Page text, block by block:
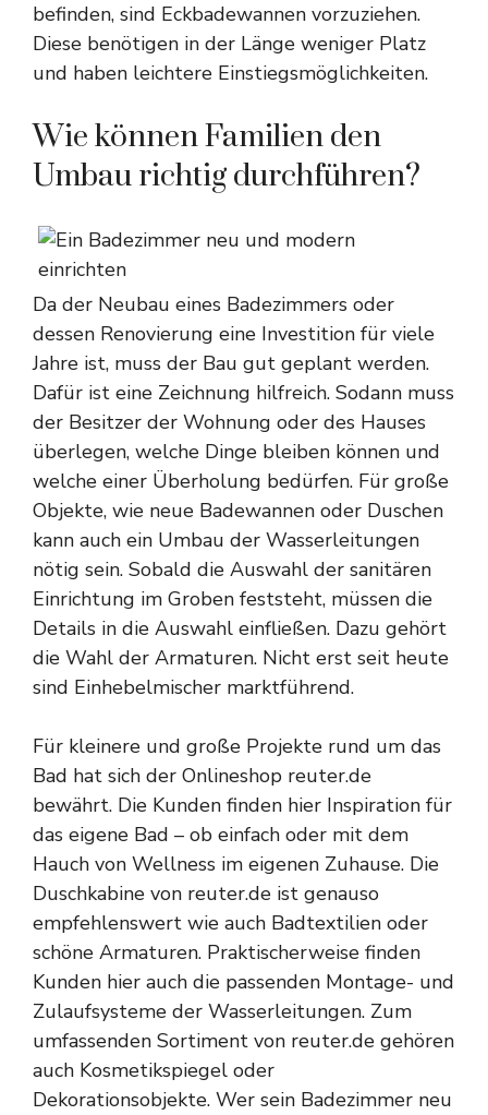
befinden, sind Eckbadewannen vorzuziehen.
Diese benötigen in der Länge weniger Platz
und haben leichtere Einstiegsmöglichkeiten.
Wie können Familien den
Umbau richtig durchführen?
Da der Neubau eines Badezimmers oder
dessen Renovierung eine Investition für viele
Jahre ist, muss der Bau gut geplant werden.
Dafür ist eine Zeichnung hilfreich. Sodann muss
der Besitzer der Wohnung oder des Hauses
überlegen, welche Dinge bleiben können und
welche einer Überholung bedürfen. Für große
Objekte, wie neue Badewannen oder Duschen
kann auch ein Umbau der Wasserleitungen
nötig sein. Sobald die Auswahl der sanitären
Einrichtung im Groben feststeht, müssen die
Details in die Auswahl einfließen. Dazu gehört
die Wahl der Armaturen. Nicht erst seit heute
sind Einhebelmischer marktführend.
Für kleinere und große Projekte rund um das
Bad hat sich der Onlineshop reuter.de
bewährt. Die Kunden finden hier Inspiration für
das eigene Bad – ob einfach oder mit dem
Hauch von Wellness im eigenen Zuhause. Die
Duschkabine von reuter.de ist genauso
empfehlenswert wie auch Badtextilien oder
schöne Armaturen. Praktischerweise finden
Kunden hier auch die passenden Montage- und
Zulaufsysteme der Wasserleitungen. Zum
umfassenden Sortiment von reuter.de gehören
auch Kosmetikspiegel oder
Dekorationsobjekte. Wer sein Badezimmer neu